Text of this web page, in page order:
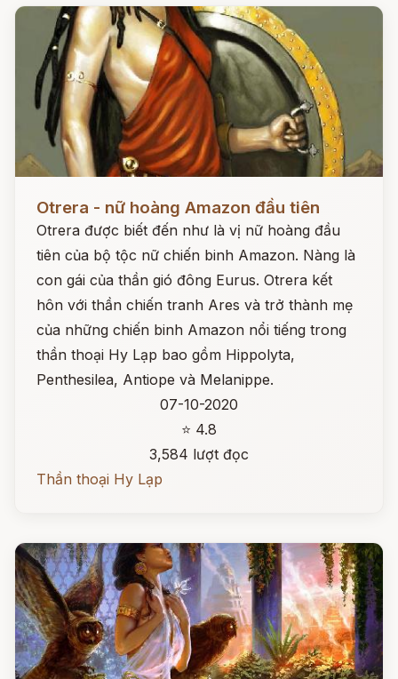
Otrera - nữ hoàng Amazon đầu tiên
Otrera được biết đến như là vị nữ hoàng đầu
tiên của bộ tộc nữ chiến binh Amazon. Nàng là
con gái của thần gió đông Eurus. Otrera kết
hôn với thần chiến tranh Ares và trở thành mẹ
của những chiến binh Amazon nổi tiếng trong
thần thoại Hy Lạp bao gồm Hippolyta,
Penthesilea, Antiope và Melanippe.
07-10-2020
⭐ 4.8
3,584 lượt đọc
Thần thoại Hy Lạp